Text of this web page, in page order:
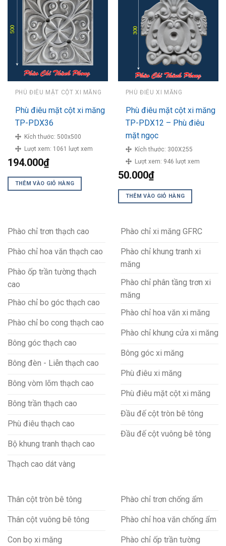
PHÙ ĐIÊU MẶT CỘT XI MĂNG
Phù điêu mặt cột xi măng
TP-PDX36
Kích thước: 500x500
Lượt xem: 1061 lượt xem
194.000₫
THÊM VÀO GIỎ HÀNG
PHÙ ĐIÊU XI MĂNG
Phù điêu mặt cột xi măng
TP-PDX12 – Phù điêu
mặt ngọc
Kích thước: 300X255
Lượt xem: 946 lượt xem
50.000₫
THÊM VÀO GIỎ HÀNG
Phào chỉ trơn thạch cao
Phào chỉ hoa văn thạch cao
Phào ốp trần tường thạch
cao
Phào chỉ bo góc thạch cao
Phào chỉ bo cong thạch cao
Bông góc thạch cao
Bông đèn - Liễn thạch cao
Bông vòm lõm thạch cao
Bông trần thạch cao
Phù điêu thạch cao
Bộ khung tranh thạch cao
Thạch cao dát vàng
Phào chỉ xi măng GFRC
Phào chỉ khung tranh xi
măng
Phào chỉ phân tầng trơn xi
măng
Phào chỉ hoa văn xi măng
Phào chỉ khung cửa xi măng
Bông góc xi măng
Phù điêu xi măng
Phù điêu mặt cột xi măng
Đầu đế cột tròn bê tông
Đầu đế cột vuông bê tông
Thân cột tròn bê tông
Thân cột vuông bê tông
Con bọ xi măng
Phào chỉ trơn chống ẩm
Phào chỉ hoa văn chống ẩm
Phào chỉ ốp trần tường